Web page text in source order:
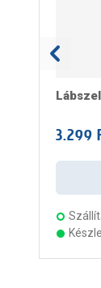
3.299